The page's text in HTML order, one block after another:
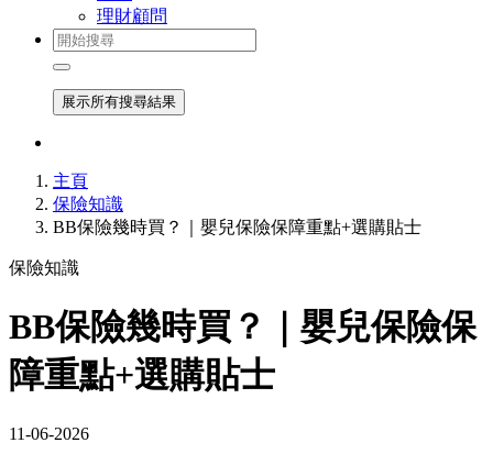
理財顧問
展示所有搜尋結果
主頁
保險知識
BB保險幾時買？｜嬰兒保險保障重點+選購貼士
保險知識
BB保險幾時買？｜嬰兒保險保
障重點+選購貼士
11-06-2026